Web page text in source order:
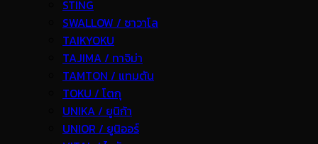
STING
SWALLOW / ซาวาโล
TAIKYOKU
TAJIMA / ทาจิม่า
TAMTON / แทมตัน
TOKU / โตกุ
UNIKA / ยูนิก้า
UNIOR / ยูนิออร์